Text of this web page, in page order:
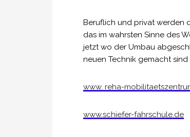
Beruflich und privat werden
das im wahrsten Sinne des
jetzt wo der Umbau
neuen Technik gemacht
www. reha-
www.schiefer-fahrschule.de